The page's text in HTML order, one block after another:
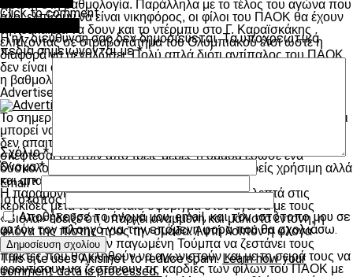
πρώτη στη βαθμολογία. Παράλληλα με το τέλος του αγώνα που
όλοι ελπίζουν να είναι νικηφόρος, οι φίλοι του ΠΑΟΚ θα έχουν
την ευκαιρία να δουν και το ντέρμπυ στο Γ. Καραϊσκάκης
ελπίζοντας σε στραβοπάτημα του Ολυμπιακού έτσι ώστε η
διαφορά να μεγαλώσει. Πολύ απλά διότι αντίπαλος του ΠΑΟΚ
δεν είναι ο Παναθηναϊκός, είναι ο Ολυμπιακός και αυτό δείχνει
η βαθμολογία όπως έχει διαμορφωθεί μέχρι στιγμής…
Advertisement
Το σημερινό είναι από εκείνα τα ματς που έχεις την αίσθηση ότι
μπορεί να το πάρει μόνος του ο κόσμος. Αυτό δεν σημαίνει ότι
δεν απαιτείται μια καλή εμφάνιση από τον ΠΑΟΚ αλλά όταν
σκέφτεσαι ότι πριν από τρεις μέρες η ομάδα έδωσε ένα
δύσκολο ματς απέναντι στην Φιορεντίνα, θεωρείς χρήσιμη αλλά
και απαραίτητη την ώθηση από την κερκίδα.
Η παραμονή των φίλων του ΠΑΟΚ για είκοσι λεπτά στις
κερκίδες μετά το τελευταίο σφύριγμα στον αγώνα με τους
«Βιόλα» έδειξε ότι υπάρχει αναμμένη και μάλιστα έντονη, η
φλόγα της πίστης προς την ομάδα. Αυτή λοιπόν η φλογα
πρέπει σήμερα στην παγωμένη Τούμπα να ζεστάνει τους
παίκτες που θα κληθούν να αγωνιστούν και με τη σειρά τους να
φροντίσουν να ζεστάνουν τις καρδιές των φίλων του ΠΑΟΚ με
Click to comment
Η ηλ. διεύθυνση σας δεν δημοσιεύεται. Τα υποχρεωτικά
πεδία σημειώνονται με*
Σχόλιο*
Όνομα*
Email*
Ιστότοπος
Αποθήκευσε το όνομά μου, email, και τον ιστότοπο μου σε
αυτόν τον πλοηγό για την επόμενη φορά που θα σχολιάσω.
This site uses Akismet to reduce spam.Learn how your
comment data is processed.